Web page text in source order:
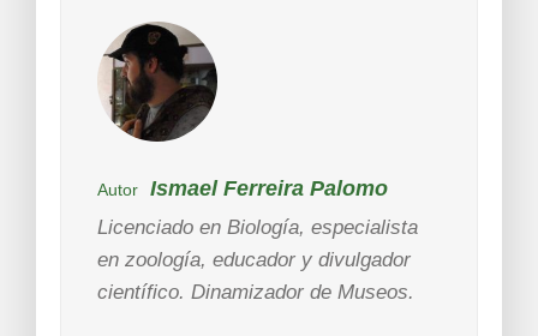
Autor Ismael Ferreira Palomo
Licenciado en Biología, especialista
en zoología, educador y divulgador
científico. Dinamizador de Museos.